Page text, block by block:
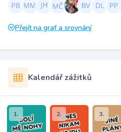
Přejít na graf a srovnání
Kalendář zážitků
1. 2. 3.